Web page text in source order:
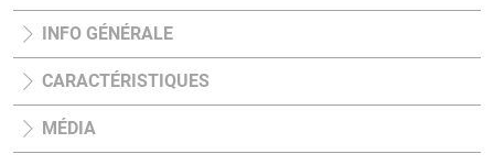
INFO GÉNÉRALE
CARACTÉRISTIQUES
MÉDIA